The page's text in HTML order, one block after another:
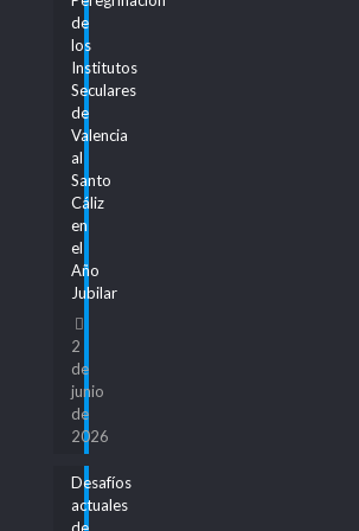
de
los
Institutos
Seculares
de
Valencia
al
Santo
Cáliz
en
el
Año
Jubilar
2
de
junio
de
2026
Desafíos
actuales